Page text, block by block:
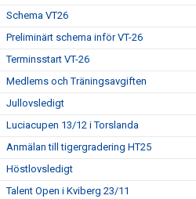
Schema VT26
Preliminärt schema inför VT-26
Terminsstart VT-26
Medlems och Träningsavgiften
Jullovsledigt
Luciacupen 13/12 i Torslanda
Anmälan till tigergradering HT25
Höstlovsledigt
Talent Open i Kviberg 23/11